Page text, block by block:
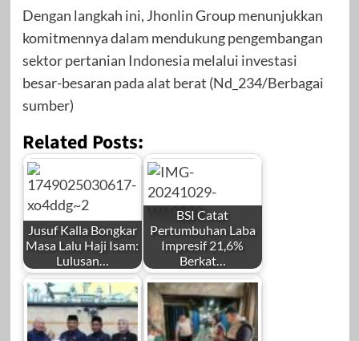
Dengan langkah ini, Jhonlin Group menunjukkan
komitmennya dalam mendukung pengembangan
sektor pertanian Indonesia melalui investasi
besar-besaran pada alat berat (Nd_234/Berbagai
sumber)
Related Posts:
Jusuf Kalla Bongkar
Masa Lalu Haji Isam:
Lulusan…
BSI Catat
Pertumbuhan Laba
Impresif 21,6%
Berkat…